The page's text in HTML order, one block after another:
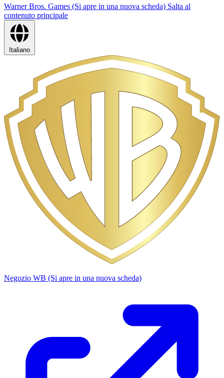
Warner Bros. Games (Si apre in una nuova scheda) Salta al
contenuto principale
Italiano
Negozio WB (Si apre in una nuova scheda)